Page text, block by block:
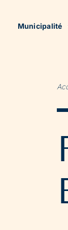
Municipalité